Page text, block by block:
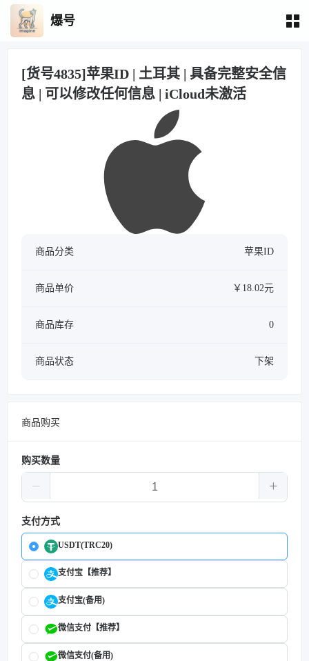
爆号
[货号4835]苹果ID | 土耳其 | 具备完整安全信
息 | 可以修改任何信息 | iCloud未激活
商品分类 苹果ID
商品单价 ￥18.02元
商品库存 0
商品状态 下架
商品购买
购买数量
支付方式
USDT(TRC20)
支付宝【推荐】
支付宝(备用)
微信支付【推荐】
微信支付(备用)